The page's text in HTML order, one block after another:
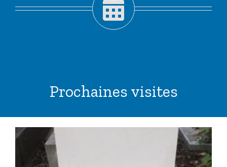
Prochaines visites